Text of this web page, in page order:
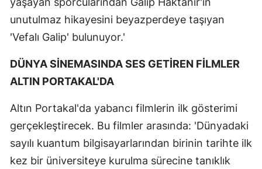
unutulmaz hikayesini beyazperdeye taşıyan
'Vefalı Galip' bulunuyor.'
DÜNYA SİNEMASINDA SES GETİREN FİLMLER
ALTIN PORTAKAL'DA
Altın Portakal'da yabancı filmlerin ilk gösterimi
gerçekleştirecek. Bu filmler arasında: 'Dünyadaki
sayılı kuantum bilgisayarlarından birinin tarihte ilk
kez bir üniversiteye kurulma sürecine tanıklık